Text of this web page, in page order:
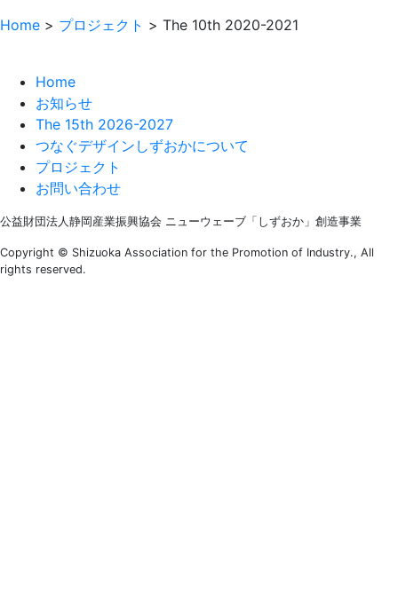
Home > プロジェクト > The 10th 2020-2021
Home
お知らせ
The 15th 2026-2027
つなぐデザインしずおかについて
プロジェクト
お問い合わせ
公益財団法人静岡産業振興協会 ニューウェーブ「しずおか」創造事業
Copyright © Shizuoka Association for the Promotion of Industry., All
rights reserved.